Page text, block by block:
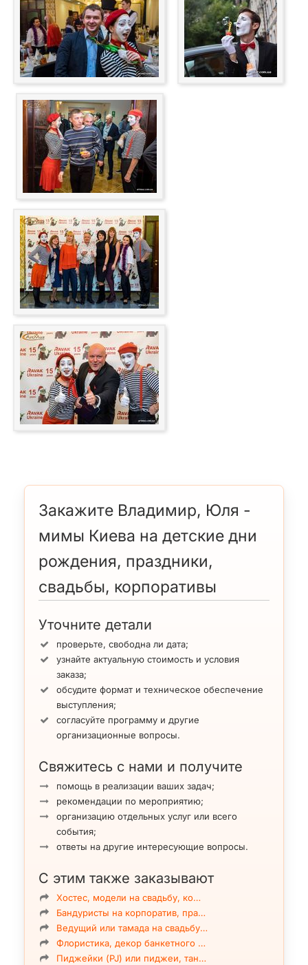
Закажите Владимир, Юля -
мимы Киева на детские дни
рождения, праздники,
свадьбы, корпоративы
Уточните детали
проверьте, свободна ли дата;
узнайте актуальную стоимость и условия
заказа;
обсудите формат и техническое обеспечение
выступления;
согласуйте программу и другие
организационные вопросы.
Свяжитесь с нами и получите
помощь в реализации ваших задач;
рекомендации по мероприятию;
организацию отдельных услуг или всего
события;
ответы на другие интересующие вопросы.
С этим также заказывают
Хостес, модели на свадьбу, ко…
Бандуристы на корпоратив, пра…
Ведущий или тамада на свадьбу…
Флористика, декор банкетного …
Пиджейки (PJ) или пиджеи, тан…